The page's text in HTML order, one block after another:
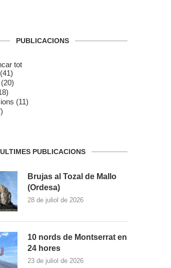
PUBLICACIONS
tot
(11)
ULTIMES PUBLICACIONS
Brujas al Tozal de Mallo
(Ordesa)
28 de juliol de 2026
10 nords de Montserrat en
24 hores
23 de juliol de 2026